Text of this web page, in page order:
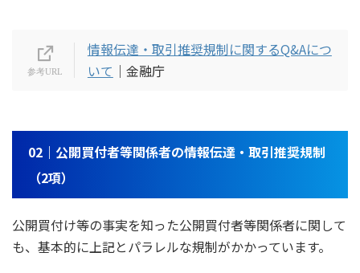
情報伝達・取引推奨規制に関するQ&Aにつ
いて ｜金融庁
02｜公開買付者等関係者の情報伝達・取引推奨規制
（2項）
公開買付け等の事実を知った公開買付者等関係者に関して
も、基本的に上記とパラレルな規制がかかっています。